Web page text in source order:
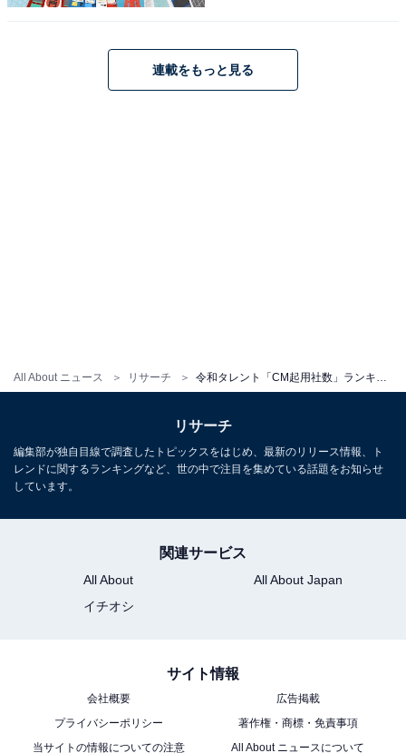
All About ニュース リサーチ
連載をもっと見る
リサーチ
編集部が独自目線で調査したトピックスをはじめ、最新のリリース情報、ト
レンドに関するランキングなど、世の中で注目を集めている話題をお知らせ
しています。
関連サービス
All About
All About Japan
イチオシ
サイト情報
会社概要
広告掲載
プライバシーポリシー
著作権・商標・免責事項
当サイトの情報についての注意
All About ニュースについて